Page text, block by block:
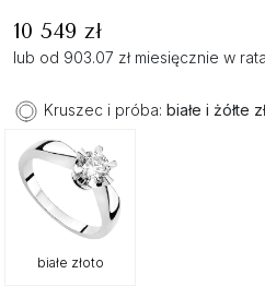
10 549 zł
lub od 903.07 zł miesięcznie w
Kruszec i próba: białe i żółte
białe złoto